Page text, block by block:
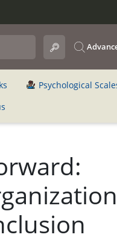
Psychological